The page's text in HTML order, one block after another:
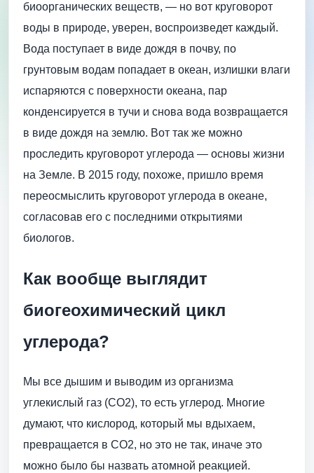
биоорганических веществ, — но вот круговорот
воды в природе, уверен, воспроизведет каждый.
Вода поступает в виде дождя в почву, по
грунтовым водам попадает в океан, излишки влаги
испаряются с поверхности океана, пар
конденсируется в тучи и снова вода возвращается
в виде дождя на землю. Вот так же можно
проследить круговорот углерода — основы жизни
на Земле. В 2015 году, похоже, пришло время
переосмыслить круговорот углерода в океане,
согласовав его с последними открытиями
биологов.
Как вообще выглядит
биогеохимический цикл
углерода?
Мы все дышим и выводим из организма
углекислый газ (СО2), то есть углерод. Многие
думают, что кислород, который мы вдыхаем,
превращается в СО2, но это не так, иначе это
можно было бы назвать атомной реакцией.